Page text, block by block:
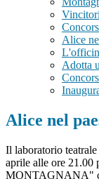
Alice
Adotta
Alice nel
Il laboratorio
aprile alle ore
MONTAGNANA"